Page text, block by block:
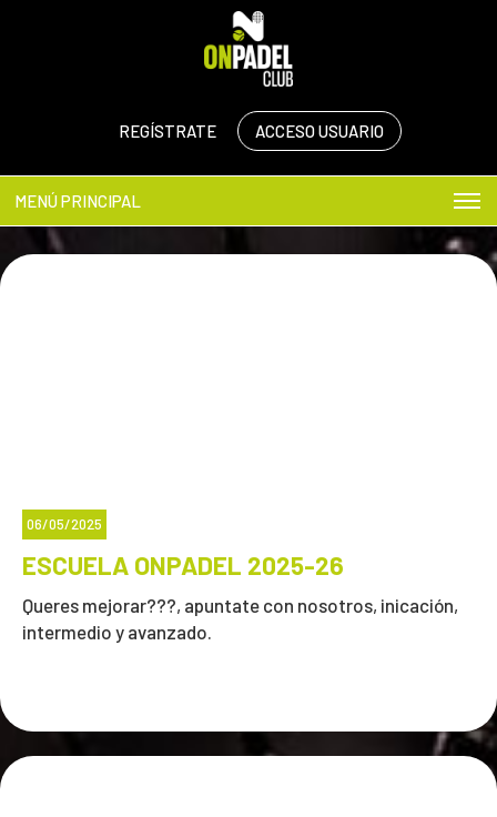
REGÍSTRATE ACCESO USUARIO
MENÚ PRINCIPAL
06/05/2025
ESCUELA ONPADEL 2025-26
Queres mejorar???, apuntate con nosotros, inicación,
intermedio y avanzado.